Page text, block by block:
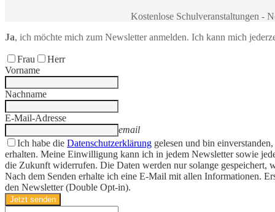
Kostenlose Schulveranstaltungen -
Ja, ich möchte mich zum Newsletter anmelden. Ich kann mich
Frau
Herr
Vorname
Nachname
E-Mail-Adresse
email
Ich habe die Datenschutzerklärung gelesen und bin
erhalten. Meine Einwilligung kann ich in jedem Newsletter sowie
die Zukunft widerrufen. Die Daten werden nur solange gespeichert,
Nach dem Senden erhalte ich eine E-Mail mit allen Informationen.
den Newsletter (Double Opt-in).
Jetzt senden